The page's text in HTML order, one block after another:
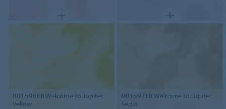
001596FRWelcome to Jupiter
Yellow
001597FR Welcome to Jupiter
Sepia